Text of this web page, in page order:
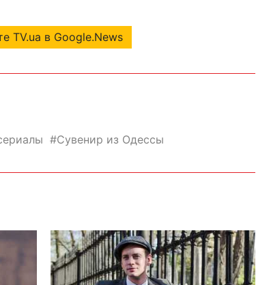
TV.ua в Google.News
Сувенир из Одессы